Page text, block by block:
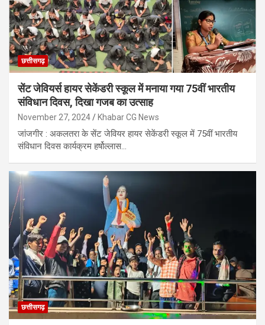
छत्तीसगढ़
सेंट जेवियर्स हायर सेकेंडरी स्कूल में मनाया गया 75वीं भारतीय
संविधान दिवस, दिखा गजब का उत्साह
November 27, 2024 Khabar CG News
जांजगीर : अकलतरा के सेंट जेवियर हायर सेकेंडरी स्कूल में 75वीं भारतीय
संविधान दिवस कार्यक्रम हर्षोल्लास…
छत्तीसगढ़